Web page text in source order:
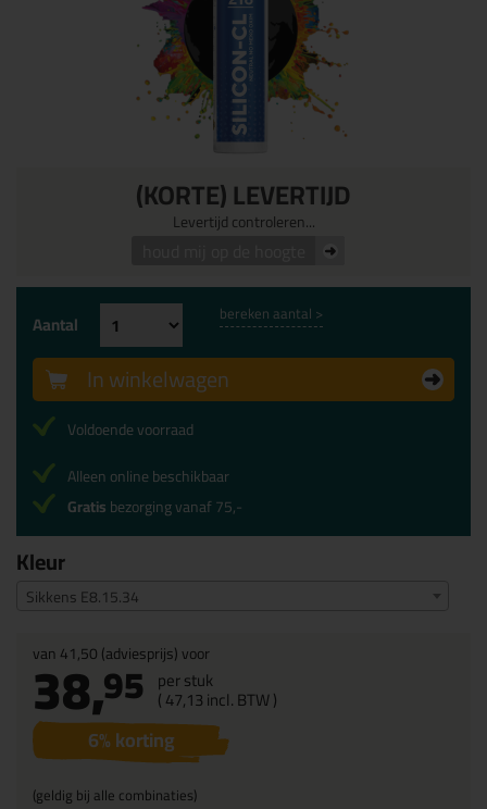
(KORTE) LEVERTIJD
Levertijd controleren...
Kleur
Sikkens E8.15.34
van41,50(adviesprijs) voor
38,95 per stuk
(47,13incl. BTW )
6% korting
(geldig bij alle combinaties)
Aantal bereken aantal >
In winkelwagen
Voldoende voorraad
Alleen online beschikbaar
Gratisbezorging vanaf 75,-